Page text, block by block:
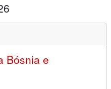
Bósnia e